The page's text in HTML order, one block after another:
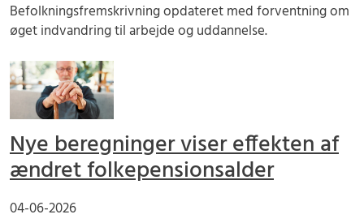
Befolkningsfremskrivning opdateret med forventning om
øget indvandring til arbejde og uddannelse.
Nye beregninger viser effekten af
ændret folkepensionsalder
04-06-2026